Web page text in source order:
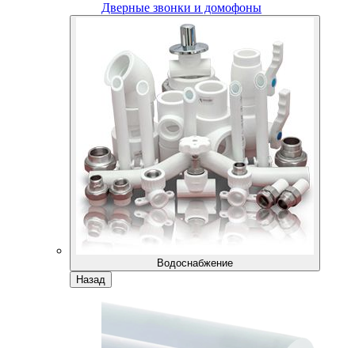
Дверные звонки и домофоны
Водоснабжение
Назад